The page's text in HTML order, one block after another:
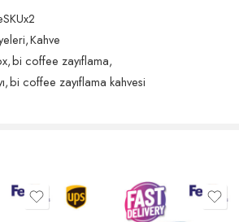
,Kahve
,bi coffee zayıflama,
,bi coffee zayıflama kahvesi